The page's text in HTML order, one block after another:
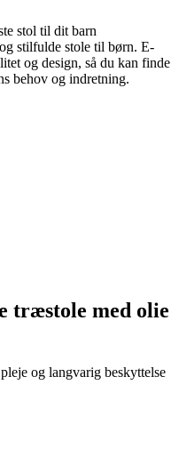
stol til dit barn
stilfulde stole til børn. E-
og design, så du kan finde
behov og indretning.
træstole med olie
og langvarig beskyttelse